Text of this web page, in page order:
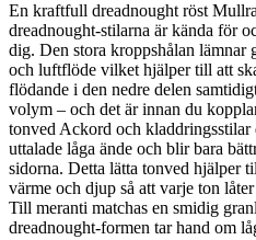
En kraftfull dreadnought röst
dreadnought-stilarna är kända för
dig. Den stora kroppshålan
och luftflöde vilket hjälper till att
flödande i den nedre delen
volym – och det är innan du
tonved Ackord och kladdringsstilar
uttalade låga ände och blir bara
sidorna. Detta lätta tonved hjälper
värme och djup så att varje ton
Till meranti matchas en smidig
dreadnought-formen tar hand om